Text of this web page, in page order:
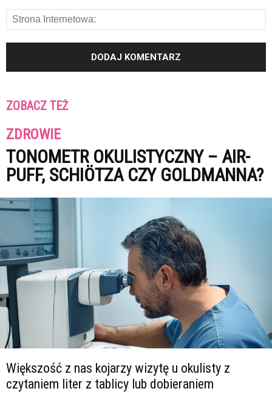
ZOBACZ TEŻ
ZDROWIE
TONOMETR OKULISTYCZNY – AIR-
PUFF, SCHIÖTZA CZY GOLDMANNA?
Większość z nas kojarzy wizytę u okulisty z
czytaniem liter z tablicy lub dobieraniem